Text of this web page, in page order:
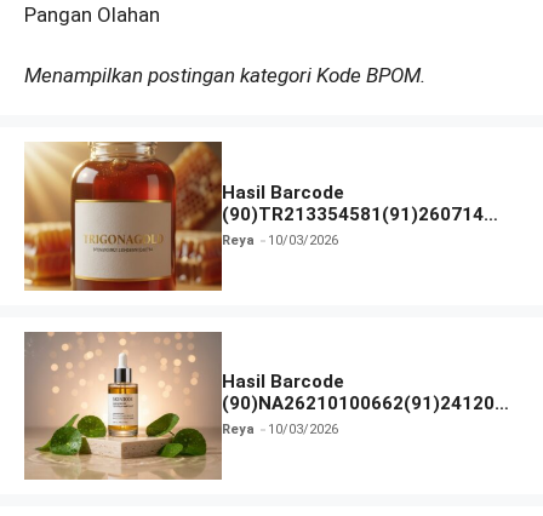
Pangan Olahan
Menampilkan postingan kategori Kode BPOM.
Hasil Barcode
(90)TR213354581(91)260714
dan Izin BPOM
Reya 10/03/2026
Hasil Barcode
(90)NA26210100662(91)241203
dan Izin BPOM
Reya 10/03/2026